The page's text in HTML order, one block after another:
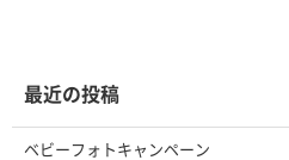
最近の投稿
ベビーフォトキャンペーン